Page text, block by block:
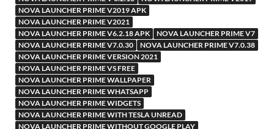
NOVA LAUNCHER PRIME V2019 APK
NOVA LAUNCHER PRIME V2021
NOVA LAUNCHER PRIME V6.2.18 APK
NOVA LAUNCHER PRIME V7
NOVA LAUNCHER PRIME V7.0.30
NOVA LAUNCHER PRIME V7.0.38
NOVA LAUNCHER PRIME VERSION 2021
NOVA LAUNCHER PRIME VS FREE
NOVA LAUNCHER PRIME WALLPAPER
NOVA LAUNCHER PRIME WHATSAPP
NOVA LAUNCHER PRIME WIDGETS
NOVA LAUNCHER PRIME WITH TESLA UNREAD
NOVA LAUNCHER PRIME WITHOUT GOOGLE PLAY